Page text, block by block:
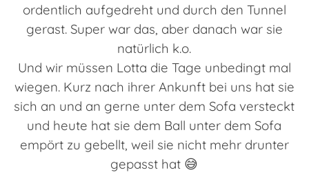
ordentlich aufgedreht und durch den Tunnel
gerast. Super war das, aber danach war sie
natürlich k.o.
Und wir müssen Lotta die Tage unbedingt mal
wiegen. Kurz nach ihrer Ankunft bei uns hat sie
sich an und an gerne unter dem Sofa versteckt
und heute hat sie dem Ball unter dem Sofa
empört zu gebellt, weil sie nicht mehr drunter
gepasst hat 😅